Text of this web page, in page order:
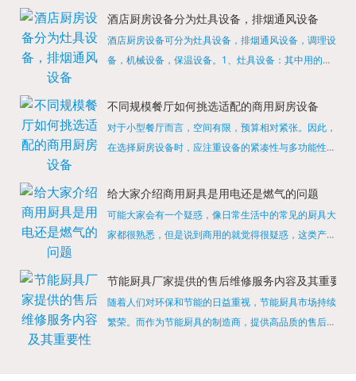
酒店厨房设备分为灶具设备，排烟通风设备
酒店厨房设备可分为灶具设备，排烟通风设备，调理设
备，机械设备，保温设备。1、灶具设备：其中用的较
缺少的，经过相关检测证明的合格设备才能进行使用，
不同规模餐厅如何挑选适配的商用厨房设备
对于小型餐厅而言，空间有限，预算相对紧张。因此，
在选择厨房设备时，应注重设备的紧凑性与多功能性。
烹饪设备，既能节省空间，又能满足多样化的烹饪需
给大家介绍商用厨具是用电还是燃气的问题
可能大家会有一个疑惑，像日常生活中的常见的厨具大
家都很熟悉，但是说到商用的就觉得很疑惑，这类产品
店用的就是商用的吗?还真别说，真被大家猜对了，这
节能厨具厂家提供的售后维修服务内容及其重要性
随着人们对环保和节能的日益重视，节能厨具市场持续
繁荣。而作为节能厨具的制造商，提供高品质的售后维